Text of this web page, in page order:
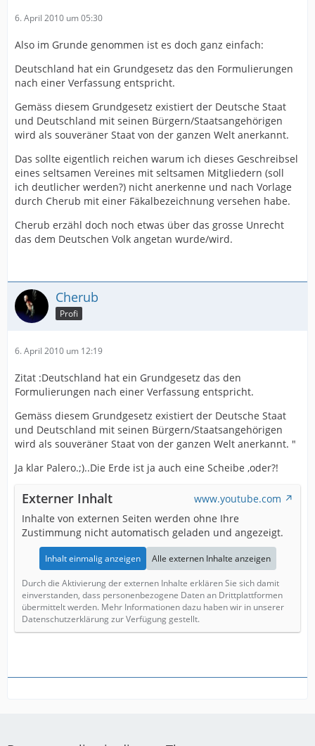
6. April 2010 um 05:30
Also im Grunde genommen ist es doch ganz einfach:
Deutschland hat ein Grundgesetz das den Formulierungen
nach einer Verfassung entspricht.
Gemäss diesem Grundgesetz existiert der Deutsche Staat
und Deutschland mit seinen Bürgern/Staatsangehörigen
wird als souveräner Staat von der ganzen Welt anerkannt.
Das sollte eigentlich reichen warum ich dieses Geschreibsel
eines seltsamen Vereines mit seltsamen Mitgliedern (soll
ich deutlicher werden?) nicht anerkenne und nach Vorlage
durch Cherub mit einer Fäkalbezeichnung versehen habe.
Cherub erzähl doch noch etwas über das grosse Unrecht
das dem Deutschen Volk angetan wurde/wird.
Cherub
Profi
6. April 2010 um 12:19
Zitat :Deutschland hat ein Grundgesetz das den
Formulierungen nach einer Verfassung entspricht.
Gemäss diesem Grundgesetz existiert der Deutsche Staat
und Deutschland mit seinen Bürgern/Staatsangehörigen
wird als souveräner Staat von der ganzen Welt anerkannt. "
Ja klar Palero.;)..Die Erde ist ja auch eine Scheibe ,oder?!
Externer Inhalt
www.youtube.com
Inhalte von externen Seiten werden ohne Ihre
Zustimmung nicht automatisch geladen und angezeigt.
Inhalt einmalig anzeigen Alle externen Inhalte anzeigen
Durch die Aktivierung der externen Inhalte erklären Sie sich damit
einverstanden, dass personenbezogene Daten an Drittplattformen
übermittelt werden. Mehr Informationen dazu haben wir in unserer
Datenschutzerklärung zur Verfügung gestellt.